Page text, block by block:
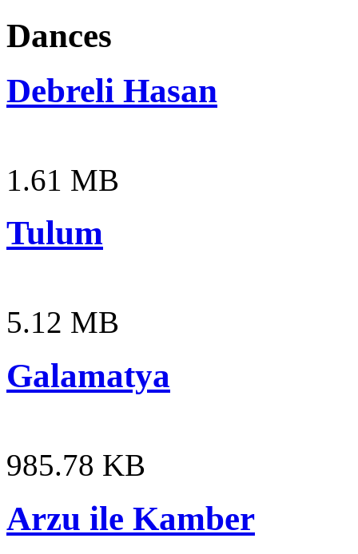
Dances
Debreli Hasan
1.61 MB
Tulum
5.12 MB
Galamatya
985.78 KB
Arzu ile Kamber